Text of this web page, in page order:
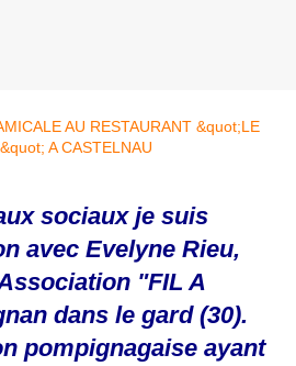
sociaux je suis
avec Evelyne Rieu,
"FIL A
dans le gard (30).
pompignagaise ayant